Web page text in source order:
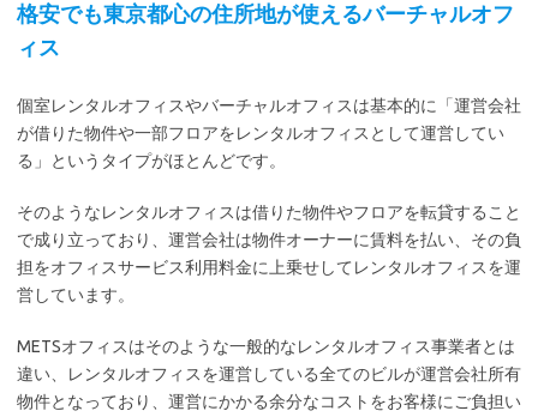
格安でも東京都心の住所地が使えるバーチャルオフ
ィス
個室レンタルオフィスやバーチャルオフィスは基本的に「運営会社
が借りた物件や一部フロアをレンタルオフィスとして運営してい
る」というタイプがほとんどです。
そのようなレンタルオフィスは借りた物件やフロアを転貸すること
で成り立っており、運営会社は物件オーナーに賃料を払い、その負
担をオフィスサービス利用料金に上乗せしてレンタルオフィスを運
営しています。
METSオフィスはそのような一般的なレンタルオフィス事業者とは
違い、レンタルオフィスを運営している全てのビルが運営会社所有
物件となっており、運営にかかる余分なコストをお客様にご負担い